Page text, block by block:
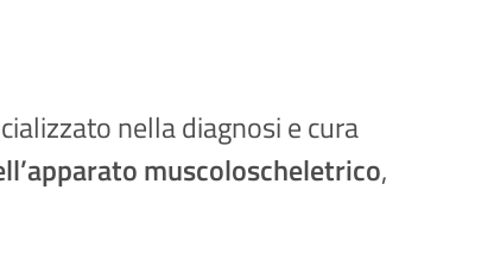
nella diagnosi e cura
muscoloscheletrico,